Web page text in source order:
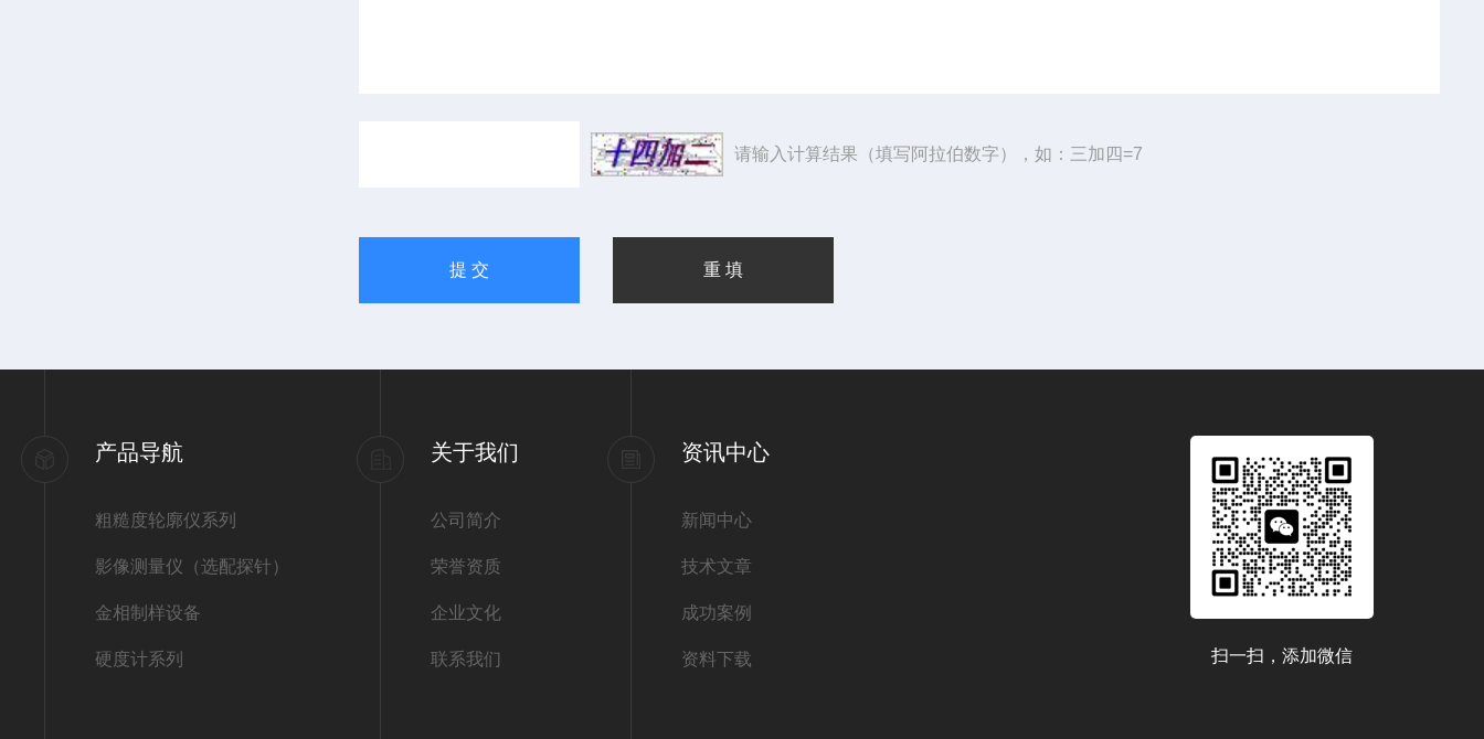
请输入计算结果（填写阿拉伯数字），如：三加四=7
产品导航
粗糙度轮廓仪系列
影像测量仪（选配探针）
金相制样设备
硬度计系列
关于我们
公司简介
荣誉资质
企业文化
联系我们
资讯中心
新闻中心
技术文章
成功案例
资料下载 扫一扫，添加微信